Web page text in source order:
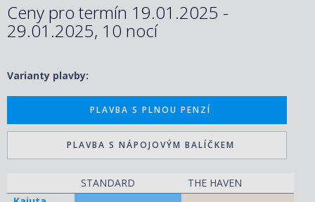
Ceny pro termín 19.01.2025 -
29.01.2025, 10 nocí
Varianty plavby:
PLAVBA S PLNOU PENZÍ
PLAVBA S NÁPOJOVÝM BALÍČKEM
STANDARD
THE HAVEN